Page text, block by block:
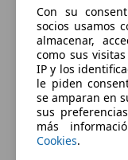
Con su
socios usamos
almacenar,
como sus
IP y los
le piden
se amparan en
sus
más
Cookies.